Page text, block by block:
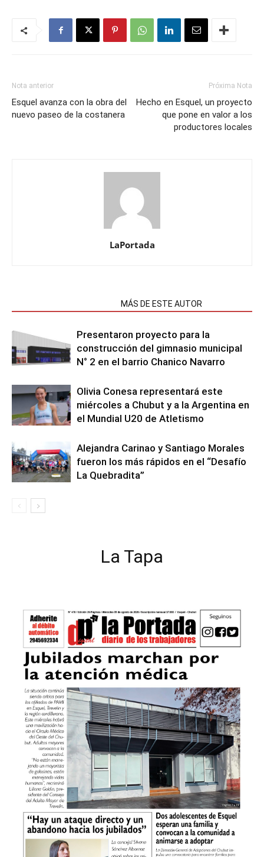
Nota anterior
Esquel avanza con la obra del
nuevo paseo de la costanera
Próxima Nota
Hecho en Esquel, un proyecto
que pone en valor a los
productores locales
LaPortada
MÁS DE ESTE AUTOR
Presentaron proyecto para la
construcción del gimnasio municipal
N° 2 en el barrio Chanico Navarro
Olivia Conesa representará este
miércoles a Chubut y a la Argentina en
el Mundial U20 de Atletismo
Alejandra Carinao y Santiago Morales
fueron los más rápidos en el “Desafío
La Quebradita”
La Tapa